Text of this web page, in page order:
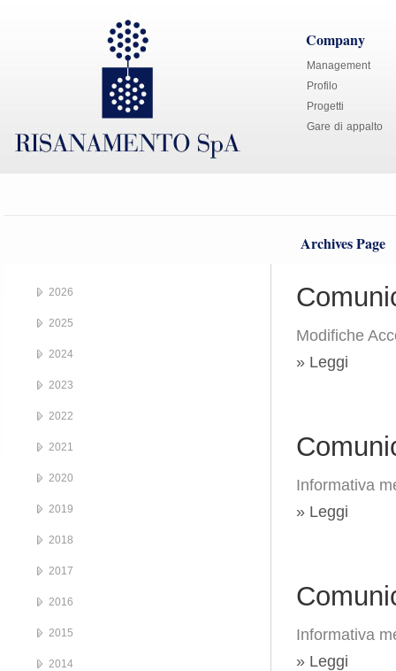
Company
Management
Profilo
Progetti
Gare di appalto
Archives Page
Modifiche
» Leggi
Informativa
» Leggi
Informativa
» Leggi
2026
2025
2024
2023
2022
2021
2020
2019
2018
2017
2016
2015
2014